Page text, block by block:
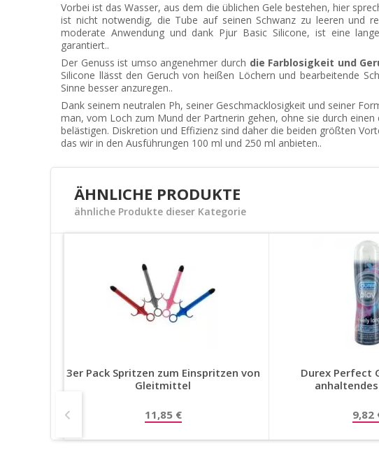
Vorbei ist das Wasser, aus dem die üblichen Gele bestehen, hier
ist nicht notwendig, die Tube auf seinen Schwanz zu leeren und
moderate Anwendung und dank Pjur Basic Silicone, ist eine
garantiert..
Der Genuss ist umso angenehmer durch die Farblosigkeit und
Silicone llässt den Geruch von heißen Löchern und bearbeitende
Sinne besser anzuregen..
Dank seinem neutralen Ph, seiner Geschmacklosigkeit und seiner
man, vom Loch zum Mund der Partnerin gehen, ohne sie durch einen
belästigen. Diskretion und Effizienz sind daher die beiden größten
das wir in den Ausführungen 100 ml und 250 ml anbieten..
ÄHNLICHE PRODUKTE
ähnliche Produkte dieser Kategorie
3er Pack Spritzen zum Einspritzen von
Gleitmittel
11,85 €
Durex Perfect
9,82